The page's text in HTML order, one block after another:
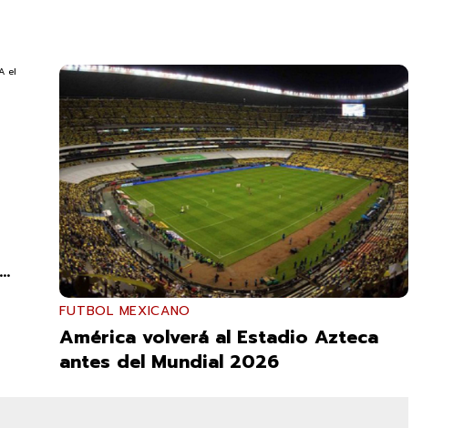
FUTBOL MEXICANO
América volverá al Estadio Azteca
antes del Mundial 2026